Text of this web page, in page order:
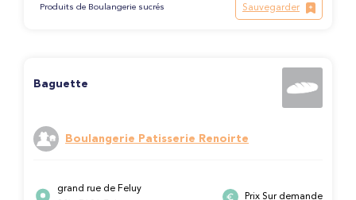
Produits de Boulangerie sucrés Sauvegarder
Baguette
Boulangerie Patisserie Renoirte
grand rue de Feluy
Prix Sur demande